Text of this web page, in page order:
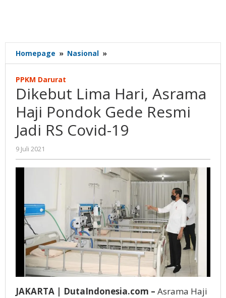
Homepage » Nasional »
Lima
Haji
Pondok
Gede
Resmi
Jadi
Covid-
19
PPKM Darurat
Dikebut Lima Hari, Asrama
Haji Pondok Gede Resmi
Jadi RS Covid-19
9 Juli 2021
Gatot
Susanto
JAKARTA | DutaIndonesia.com – Asrama Haji